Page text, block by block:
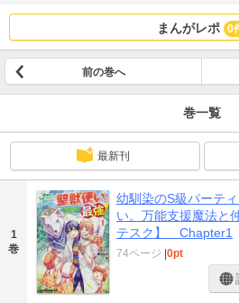
まんがレポ 0
前の巻へ
巻一覧
最新刊
1
巻
幼馴染のS級パーテ
い。万能支援魔法と
テスク】 Chapter1
74ページ 0pt